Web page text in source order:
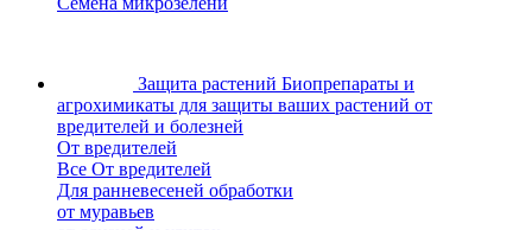
Защита растений Биопрепараты и
агрохимикаты для защиты ваших растений от
вредителей и болезней
От вредителей
Все От вредителей
Для ранневесеней обработки
от муравьев